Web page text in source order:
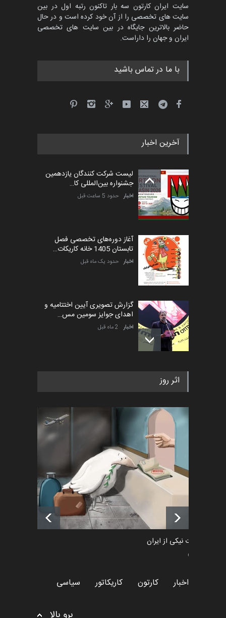
سایت ایران کارتون سه بار تاکنون رتبه اول در بین
سایت های تخصصی را از آن خود کرده است و در حال
حاضر بالاترین جایگاه در بین سایت های تخصصی
ایران و جهان را داراست.
با ما در تماس باشید
آخرین اخبار
لیست شرکت کنندگان یازدهمین
جشنواره بین‌المللی کا…
اخبار حدود 5 ساعت قبل
آغاز دوره‌های تخصصی فصل
تابستان 1405 خانه کاریکات…
اخبار حدود یک ماه قبل
گزارش تصویری آیین اختتامیه و
اهدای جوایز سومین مس…
اخبار 2 ماه قبل
به یاد اردوغان باشول (۱۹۳۶–
اخبار 2 ماه قبل
رویداد کارگاهی کارتون و پوستر
«ایران سربلند» به ا…
اخبار 6 ماه قبل
فراخوان رویداد کارگاهی کارتون و
پوستر "ایران سربل…
اخبار 6 ماه قبل
اثر روز
طراوت نیکی از ایران
سیاسی
اخبار کارتون کاریکاتور سیاسی